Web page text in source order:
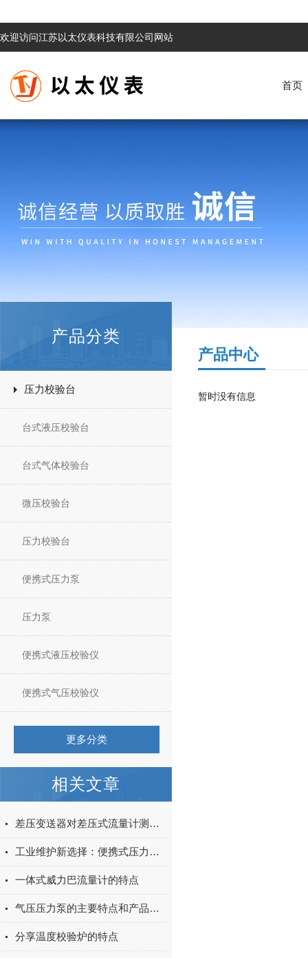
欢迎访问江苏以太仪表科技有限公司网站
首页
产品分类
压力校验台
台式液压校验台
台式气体校验台
微压校验台
压力校验台
便携式压力泵
压力泵
便携式液压校验仪
便携式气压校验仪
更多分类
相关文章
差压变送器对差压式流量计测量准确度的简要说明
工业维护新选择：便携式压力泵在设备检测与维修中的高效应用
一体式威力巴流量计的特点
气压压力泵的主要特点和产品用途
分享温度校验炉的特点
产品中心
暂时没有信息